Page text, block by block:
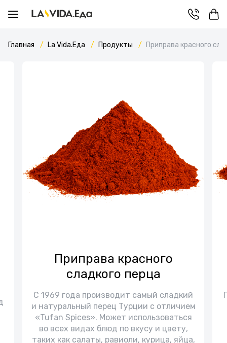
Главная La Vida.Еда Продукты Приправа красного
Приправа красного
сладкого перца
С 1969 года производит самый сладкий
и натуральный перец Турции с отличием
«Tufan Spices». Может использоваться
во всех видах блюд по вкусу и цвету,
таких как салаты, равиоли, курица, яйца,